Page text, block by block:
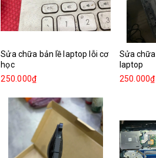
Sửa chữa bản lề laptop lỗi cơ
học
250.000₫
Sửa
laptop
250.000₫